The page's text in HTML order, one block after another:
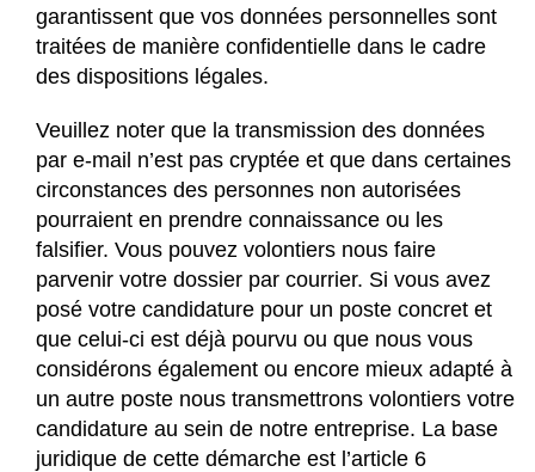
garantissent que vos données personnelles sont
traitées de manière confidentielle dans le cadre
des dispositions légales.
Veuillez noter que la transmission des données
par e-mail n’est pas cryptée et que dans certaines
circonstances des personnes non autorisées
pourraient en prendre connaissance ou les
falsifier. Vous pouvez volontiers nous faire
parvenir votre dossier par courrier. Si vous avez
posé votre candidature pour un poste concret et
que celui-ci est déjà pourvu ou que nous vous
considérons également ou encore mieux adapté à
un autre poste nous transmettrons volontiers votre
candidature au sein de notre entreprise. La base
juridique de cette démarche est l’article 6